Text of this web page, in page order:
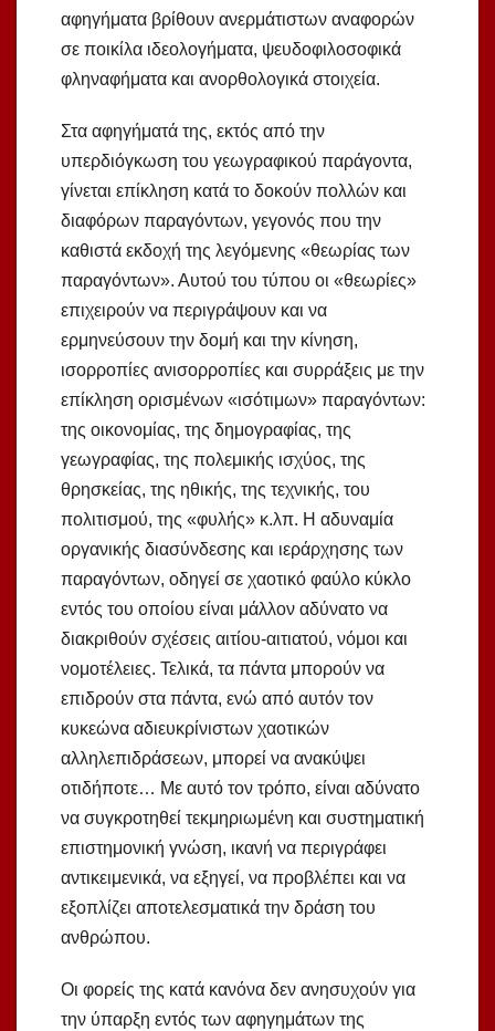
αφηγήματα βρίθουν ανερμάτιστων αναφορών
σε ποικίλα ιδεολογήματα, ψευδοφιλοσοφικά
φληναφήματα και ανορθολογικά στοιχεία.
Στα αφηγήματά της, εκτός από την
υπερδιόγκωση του γεωγραφικού παράγοντα,
γίνεται επίκληση κατά το δοκούν πολλών και
διαφόρων παραγόντων, γεγονός που την
καθιστά εκδοχή της λεγόμενης «θεωρίας των
παραγόντων». Αυτού του τύπου οι «θεωρίες»
επιχειρούν να περιγράψουν και να
ερμηνεύσουν την δομή και την κίνηση,
ισορροπίες ανισορροπίες και συρράξεις με την
επίκληση ορισμένων «ισότιμων» παραγόντων:
της οικονομίας, της δημογραφίας, της
γεωγραφίας, της πολεμικής ισχύος, της
θρησκείας, της ηθικής, της τεχνικής, του
πολιτισμού, της «φυλής» κ.λπ. Η αδυναμία
οργανικής διασύνδεσης και ιεράρχησης των
παραγόντων, οδηγεί σε χαοτικό φαύλο κύκλο
εντός του οποίου είναι μάλλον αδύνατο να
διακριθούν σχέσεις αιτίου-αιτιατού, νόμοι και
νομοτέλειες. Τελικά, τα πάντα μπορούν να
επιδρούν στα πάντα, ενώ από αυτόν τον
κυκεώνα αδιευκρίνιστων χαοτικών
αλληλεπιδράσεων, μπορεί να ανακύψει
οτιδήποτε… Με αυτό τον τρόπο, είναι αδύνατο
να συγκροτηθεί τεκμηριωμένη και συστηματική
επιστημονική γνώση, ικανή να περιγράφει
αντικειμενικά, να εξηγεί, να προβλέπει και να
εξοπλίζει αποτελεσματικά την δράση του
ανθρώπου.
Οι φορείς της κατά κανόνα δεν ανησυχούν για
την ύπαρξη εντός των αφηγημάτων της